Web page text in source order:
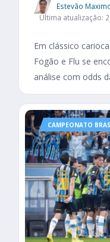
Estevão
Última atualização:
Em clássico
Fogão e Flu se
análise com odds
CAMPEONATO